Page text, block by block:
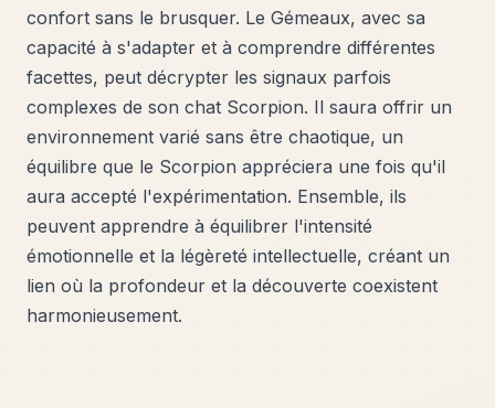
confort sans le brusquer. Le Gémeaux, avec sa
capacité à s'adapter et à comprendre différentes
facettes, peut décrypter les signaux parfois
complexes de son chat Scorpion. Il saura offrir un
environnement varié sans être chaotique, un
équilibre que le Scorpion appréciera une fois qu'il
aura accepté l'expérimentation. Ensemble, ils
peuvent apprendre à équilibrer l'intensité
émotionnelle et la légèreté intellectuelle, créant un
lien où la profondeur et la découverte coexistent
harmonieusement.